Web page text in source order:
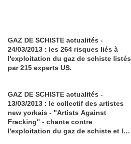
GAZ DE SCHISTE actualités -
24/03/2013 : les 264 risques liés à
l'exploitation du gaz de schiste listés
par 215 experts US.
GAZ DE SCHISTE actualités -
13/03/2013 : le collectif des artistes
new yorkais - "Artists Against
Fracking" - chante contre
l'exploitation du gaz de schiste et les